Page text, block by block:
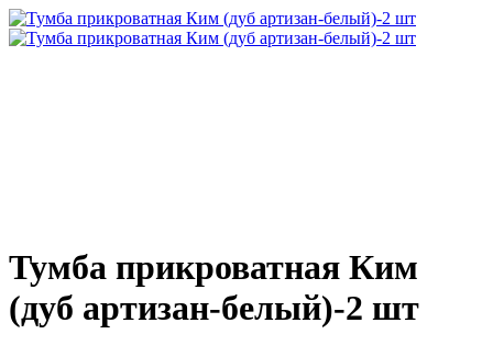
Тумба прикроватная Ким
(дуб артизан-белый)-2 шт